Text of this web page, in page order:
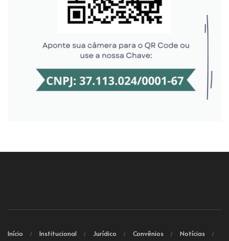
Início Institucional Jurídico Convênios
Notícias